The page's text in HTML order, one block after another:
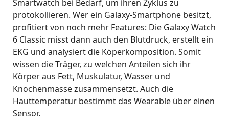
Smartwatch bei Bedarf, um ihren Zyklus zu
protokollieren. Wer ein Galaxy-Smartphone besitzt,
profitiert von noch mehr Features: Die Galaxy Watch
6 Classic misst dann auch den Blutdruck, erstellt ein
EKG und analysiert die Köperkomposition. Somit
wissen die Träger, zu welchen Anteilen sich ihr
Körper aus Fett, Muskulatur, Wasser und
Knochenmasse zusammensetzt. Auch die
Hauttemperatur bestimmt das Wearable über einen
Sensor.